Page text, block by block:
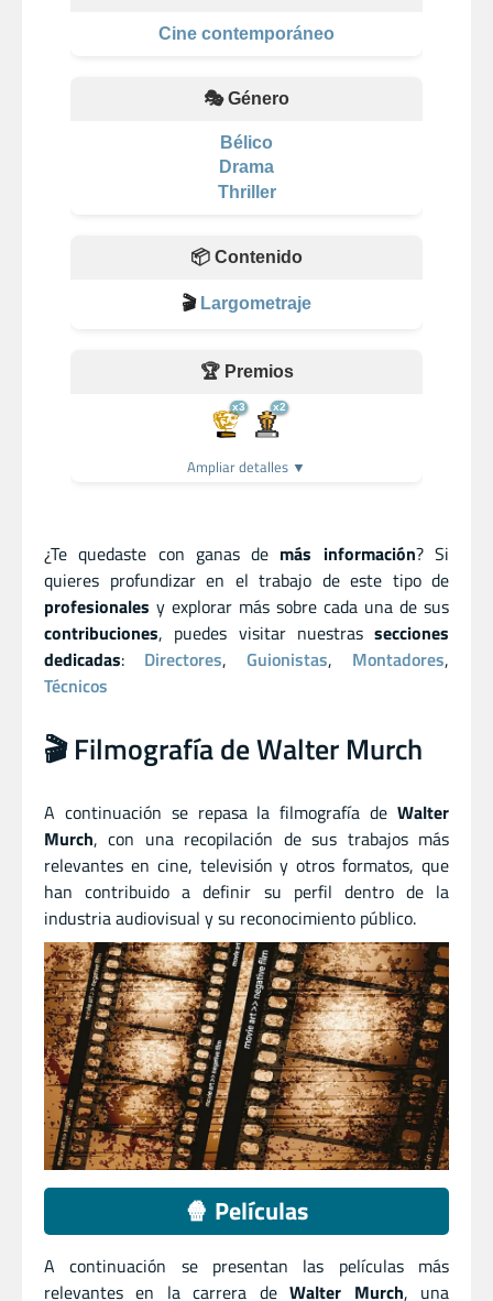
Cine contemporáneo
🎭 Género
Bélico
Drama
Thriller
📦 Contenido
🎬 Largometraje
🏆 Premios
x3 x2
Ampliar detalles ▼
¿Te quedaste con ganas de más información? Si
quieres profundizar en el trabajo de este tipo de
profesionales y explorar más sobre cada una de sus
contribuciones, puedes visitar nuestras secciones
dedicadas: Directores, Guionistas, Montadores,
Técnicos
🎬 Filmografía de Walter Murch
A continuación se repasa la filmografía de Walter
Murch, con una recopilación de sus trabajos más
relevantes en cine, televisión y otros formatos, que
han contribuido a definir su perfil dentro de la
industria audiovisual y su reconocimiento público.
🍿 Películas
A continuación se presentan las películas más
relevantes en la carrera deWalter Murch, una